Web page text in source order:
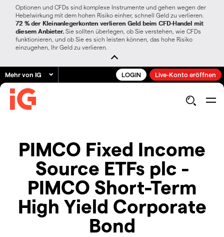
Optionen und CFDs sind komplexe Instrumente und gehen wegen der
Hebelwirkung mit dem hohen Risiko einher, schnell Geld zu verlieren.
72 % der Kleinanlegerkonten verlieren Geld beim CFD-Handel mit
diesem Anbieter. Sie sollten überlegen, ob Sie verstehen, wie CFDs
funktionieren, und ob Sie es sich leisten können, das hohe Risiko
einzugehen, Ihr Geld zu verlieren.
Mehr von IG LOGIN Live-Konto eröffnen
PIMCO Fixed Income
Source ETFs plc -
PIMCO Short-Term
High Yield Corporate
Bond